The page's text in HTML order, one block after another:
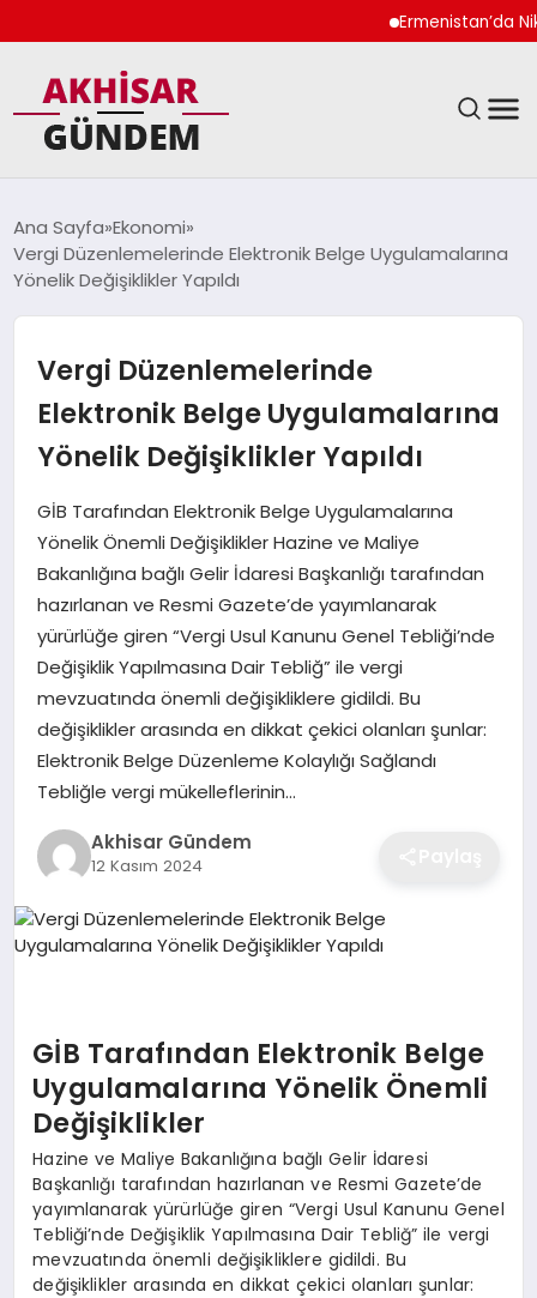
Ermenistan’da Nikol
DÜNYA
TEKNOLOJI
YAŞAM
Ana Sayfa Ekonomi
Vergi Düzenlemelerinde Elektronik Belge Uygulamalarına
Yönelik Değişiklikler Yapıldı
Vergi Düzenlemelerinde
Elektronik Belge Uygulamalarına
Yönelik Değişiklikler Yapıldı
GİB Tarafından Elektronik Belge Uygulamalarına
Yönelik Önemli Değişiklikler Hazine ve Maliye
Bakanlığına bağlı Gelir İdaresi Başkanlığı tarafından
hazırlanan ve Resmi Gazete’de yayımlanarak
yürürlüğe giren “Vergi Usul Kanunu Genel Tebliği’nde
Değişiklik Yapılmasına Dair Tebliğ” ile vergi
mevzuatında önemli değişikliklere gidildi. Bu
değişiklikler arasında en dikkat çekici olanları şunlar:
Elektronik Belge Düzenleme Kolaylığı Sağlandı
Tebliğle vergi mükelleflerinin…
Akhisar Gündem
12 Kasım 2024
GİB Tarafından Elektronik Belge
Uygulamalarına Yönelik Önemli
Değişiklikler
Hazine ve Maliye Bakanlığına bağlı Gelir İdaresi
Başkanlığı tarafından hazırlanan ve Resmi Gazete’de
yayımlanarak yürürlüğe giren “Vergi Usul Kanunu Genel
Tebliği’nde Değişiklik Yapılmasına Dair Tebliğ” ile vergi
mevzuatında önemli değişikliklere gidildi. Bu
değişiklikler arasında en dikkat çekici olanları şunlar: